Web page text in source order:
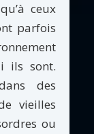
ceux
parfois
ils sont.
des
vieilles
ou